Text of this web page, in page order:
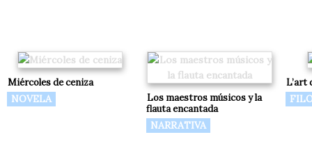
Miércoles de ceniza
NOVELA
Los maestros músicos y la
flauta encantada
NARRATIVA
L’art